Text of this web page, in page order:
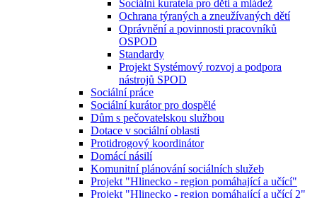
Sociální kuratela pro děti a mládež
Ochrana týraných a zneužívaných dětí
Oprávnění a povinnosti pracovníků
OSPOD
Standardy
Projekt Systémový rozvoj a podpora
nástrojů SPOD
Sociální práce
Sociální kurátor pro dospělé
Dům s pečovatelskou službou
Dotace v sociální oblasti
Protidrogový koordinátor
Domácí násilí
Komunitní plánování sociálních služeb
Projekt "Hlinecko - region pomáhající a učící"
Projekt "Hlinecko - region pomáhající a učící 2"